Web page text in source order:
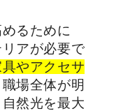
るために
アが必要で
やアクセサ
場全体が明
然光を最大